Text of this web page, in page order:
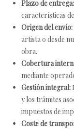
Plazo de entrega:
características
Origen del envío:
artista o desde
obra.
Cobertura
mediante
Gestión integral:
y los trámites
impuestos de
Coste de